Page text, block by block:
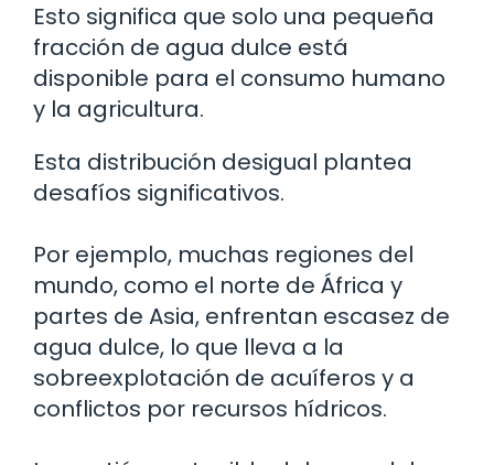
Esto significa que solo una pequeña
fracción de agua dulce está
disponible para el consumo humano
y la agricultura.
Esta distribución desigual plantea
desafíos significativos.
Por ejemplo, muchas regiones del
mundo, como el norte de África y
partes de Asia, enfrentan escasez de
agua dulce, lo que lleva a la
sobreexplotación de acuíferos y a
conflictos por recursos hídricos.